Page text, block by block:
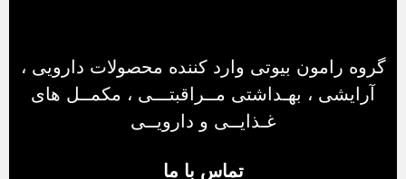
گروه رامون بیوتی وارد کننده محصولات دارویی ،
آرایشی ، بهـداشتی مــراقبتـــی ، مکمــل های
غـذایــی و دارویــی
تماس با ما